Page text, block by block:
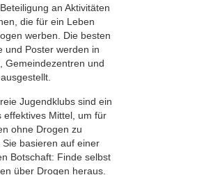
an Aktivitäten
die für ein Leben
werben. Die besten
und Poster werden in
Gemeindezentren und
Jugendklubs sind ein
effektives Mittel, um für
ohne Drogen zu
Sie basieren auf einer
Botschaft: Finde selbst
über Drogen heraus.